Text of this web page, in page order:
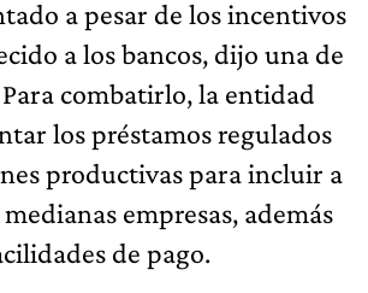
a pesar de los incentivos
a los bancos, dijo una de
combatirlo, la entidad
los préstamos regulados
productivas para incluir a
empresas, además
de pago.